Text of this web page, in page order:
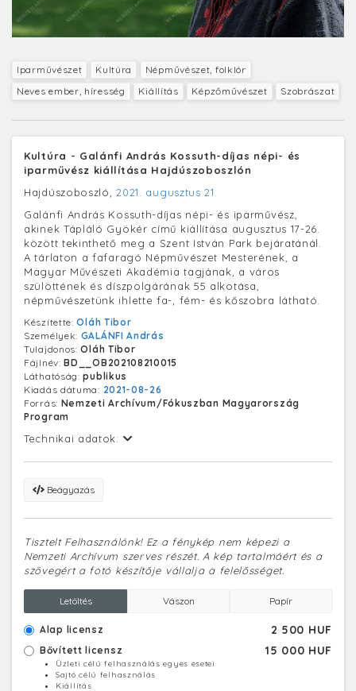
Iparművészet Kultúra
Népművészet, folklór
Neves ember, híresség
Kiállítás Képzőművészet Szobrászat
Kultúra - Galánfi András Kossuth-díjas népi- és
iparművész kiállítása Hajdúszoboszlón
Hajdúszoboszló,2021. augusztus 21.
Galánfi András Kossuth-díjas népi- és iparművész,
akinek Tápláló Gyökér című kiállítása augusztus 17-26.
között tekinthető meg a Szent István Park bejáratánál.
A tárlaton a fafaragó Népművészet Mesterének, a
Magyar Művészeti Akadémia tagjának, a város
szülöttének és díszpolgárának 55 alkotása,
népművészetünk ihlette fa-, fém- és kőszobra látható.
Készítette:Oláh Tibor
Személyek: GALÁNFI András
Tulajdonos:Oláh Tibor
Fájlnév:BD__OB202108210015
Láthatóság:publikus
Kiadás dátuma: 2021-08-26
Forrás: Nemzeti Archívum/Fókuszban Magyarország
Program
Technikai adatok:
Beágyazás
Tisztelt Felhasználónk! Ez a fénykép nem képezi a
Nemzeti Archívum szerves részét. A kép tartalmáért és a
szövegért a fotó készítője vállalja a felelősséget.
Letöltés Vászon Papír
Alap licensz 2 500 HUF
Bővített licensz 15 000 HUF
Üzleti célú felhasználás egyes esetei
Sajtó célú felhasználás
Kiállítás